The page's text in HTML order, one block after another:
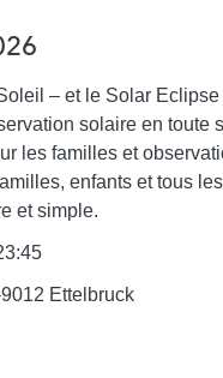
– et le Solar
solaire en toute
les familles et
enfants et tous
et simple.
Ettelbruck